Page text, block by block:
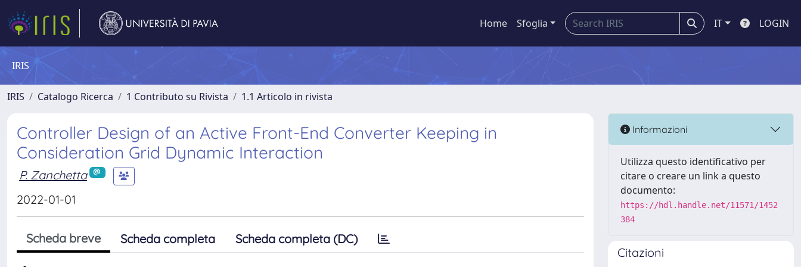
Home Sfoglia IT LOGIN
IRIS
IRIS Catalogo Ricerca 1 Contributo su Rivista 1.1 Articolo in rivista
Controller Design of an Active Front-End Converter Keeping in
Consideration Grid Dynamic Interaction
P. Zanchetta
2022-01-01
Scheda breve Scheda completa Scheda completa (DC)
Informazioni
Utilizza questo identificativo per
citare o creare un link a questo
documento:
https://hdl.handle.net/11571/1452
384
Citazioni